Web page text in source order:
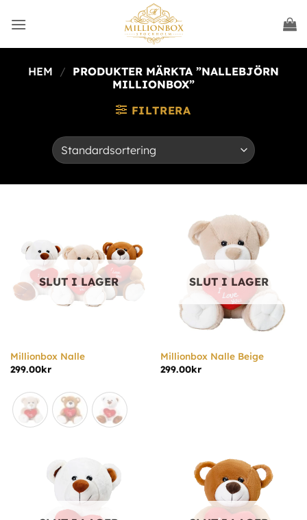
HEM / PRODUKTER MÄRKTA ”NALLEBJÖRN
MILLIONBOX”
FILTRERA
SLUT I LAGER
Millionbox Nalle
299.00kr
SLUT I LAGER
Millionbox Nalle Beige
299.00kr